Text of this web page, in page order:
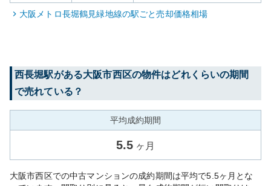
大阪メトロ長堀鶴見緑地線の駅ごと売却価格相場
西長堀駅がある大阪市西区の物件はどれくらいの期間
で売れている？
平均成約期間
5.5 ヶ月
大阪市西区での中古マンションの成約期間は平均で5.5ヶ月とな